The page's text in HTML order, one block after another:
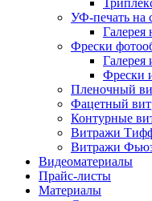
УФ-печать на
Фрески
Галерея
Фрески
Пленочный
Фацетный
Контурные
Витражи
Витражи
Видеоматериалы
Прайс-листы
Материалы